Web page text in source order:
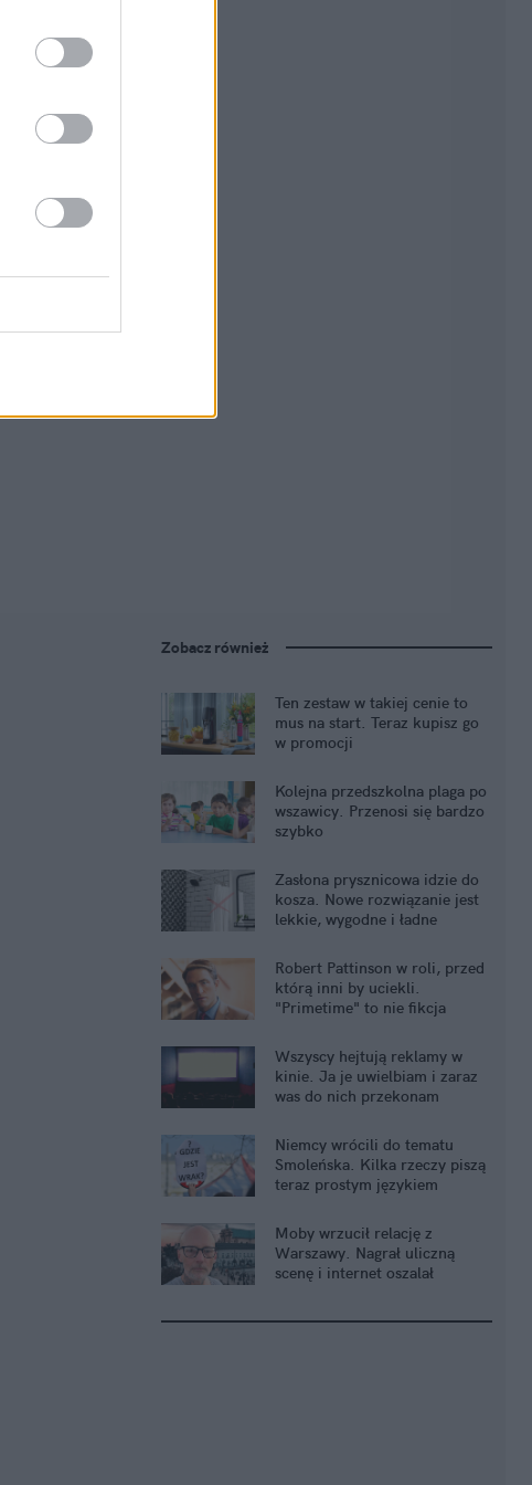
Zobacz również
Ten zestaw w takiej cenie to
mus na start. Teraz kupisz go
w promocji
Kolejna przedszkolna plaga po
wszawicy. Przenosi się bardzo
szybko
Zasłona prysznicowa idzie do
kosza. Nowe rozwiązanie jest
lekkie, wygodne i ładne
Robert Pattinson w roli, przed
którą inni by uciekli.
"Primetime" to nie fikcja
Wszyscy hejtują reklamy w
kinie. Ja je uwielbiam i zaraz
was do nich przekonam
Niemcy wrócili do tematu
Smoleńska. Kilka rzeczy piszą
teraz prostym językiem
Moby wrzucił relację z
Warszawy. Nagrał uliczną
scenę i internet oszalał